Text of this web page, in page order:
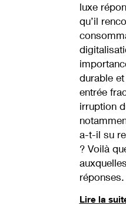
luxe
qu’il
durable
entrée
irruption
a-t-il su
? Voilà
réponses.
Lire la